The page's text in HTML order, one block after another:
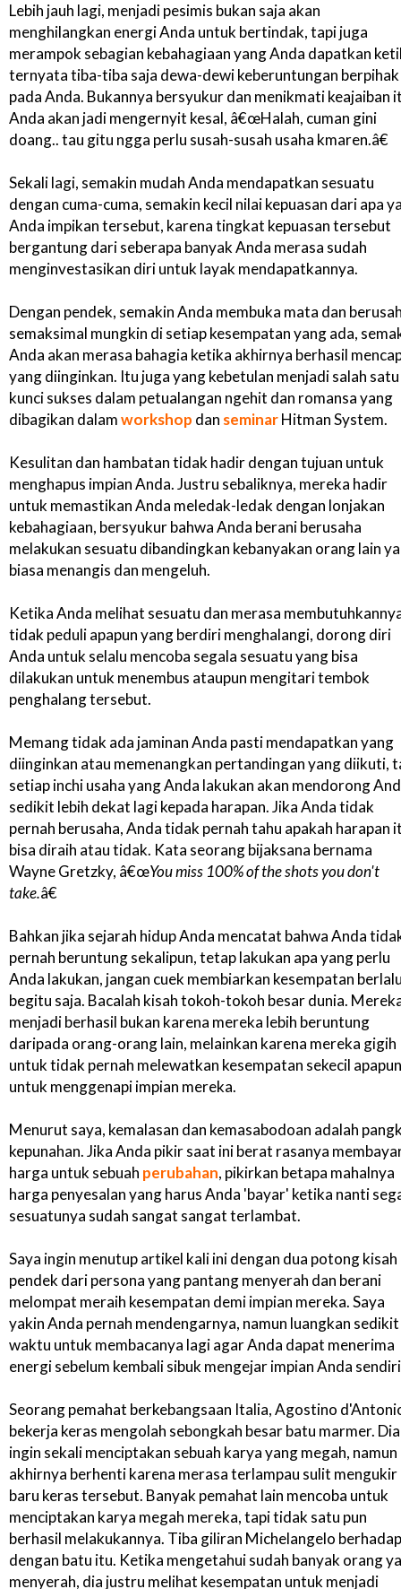
Lebih jauh lagi, menjadi pesimis bukan saja akan
menghilangkan energi Anda untuk bertindak, tapi juga
merampok sebagian kebahagiaan yang Anda dapatkan
ternyata tiba-tiba saja dewa-dewi keberuntungan berpihak
pada Anda. Bukannya bersyukur dan menikmati keajaiban
Anda akan jadi mengernyit kesal, â€œHalah, cuman gini
doang.. tau gitu ngga perlu susah-susah usaha kmaren.â€
Sekali lagi, semakin mudah Anda mendapatkan sesuatu
dengan cuma-cuma, semakin kecil nilai kepuasan dari apa
Anda impikan tersebut, karena tingkat kepuasan tersebut
bergantung dari seberapa banyak Anda merasa sudah
menginvestasikan diri untuk layak mendapatkannya.
Dengan pendek, semakin Anda membuka mata dan
semaksimal mungkin di setiap kesempatan yang ada,
Anda akan merasa bahagia ketika akhirnya berhasil
yang diinginkan. Itu juga yang kebetulan menjadi salah satu
kunci sukses dalam petualangan ngehit dan romansa yang
dibagikan dalamworkshop dan seminarHitman System.
Kesulitan dan hambatan tidak hadir dengan tujuan untuk
menghapus impian Anda. Justru sebaliknya, mereka hadir
untuk memastikan Anda meledak-ledak dengan lonjakan
kebahagiaan, bersyukur bahwa Anda berani berusaha
melakukan sesuatu dibandingkan kebanyakan orang lain
biasa menangis dan mengeluh.
Ketika Anda melihat sesuatu dan merasa
tidak peduli apapun yang berdiri menghalangi, dorong diri
Anda untuk selalu mencoba segala sesuatu yang bisa
dilakukan untuk menembus ataupun mengitari tembok
penghalang tersebut.
Memang tidak ada jaminan Anda pasti mendapatkan yang
diinginkan atau memenangkan pertandingan yang diikuti,
setiap inchi usaha yang Anda lakukan akan mendorong
sedikit lebih dekat lagi kepada harapan. Jika Anda tidak
pernah berusaha, Anda tidak pernah tahu apakah harapan
bisa diraih atau tidak. Kata seorang bijaksana bernama
Wayne Gretzky, â€œYou miss 100% of the shots you don't
take.â€
Bahkan jika sejarah hidup Anda mencatat bahwa Anda
pernah beruntung sekalipun, tetap lakukan apa yang perlu
Anda lakukan, jangan cuek membiarkan kesempatan
begitu saja. Bacalah kisah tokoh-tokoh besar dunia.
menjadi berhasil bukan karena mereka lebih beruntung
daripada orang-orang lain, melainkan karena mereka gigih
untuk tidak pernah melewatkan kesempatan sekecil apapun
untuk menggenapi impian mereka.
Menurut saya, kemalasan dan kemasabodoan adalah
kepunahan. Jika Anda pikir saat ini berat rasanya
harga untuk sebuah perubahan, pikirkan betapa mahalnya
harga penyesalan yang harus Anda 'bayar' ketika nanti
sesuatunya sudah sangat sangat terlambat.
Saya ingin menutup artikel kali ini dengan dua potong kisah
pendek dari persona yang pantang menyerah dan berani
melompat meraih kesempatan demi impian mereka. Saya
yakin Anda pernah mendengarnya, namun luangkan sedikit
waktu untuk membacanya lagi agar Anda dapat menerima
energi sebelum kembali sibuk mengejar impian Anda
Seorang pemahat berkebangsaan Italia, Agostino
bekerja keras mengolah sebongkah besar batu marmer. Dia
ingin sekali menciptakan sebuah karya yang megah, namun
akhirnya berhenti karena merasa terlampau sulit mengukir
baru keras tersebut. Banyak pemahat lain mencoba untuk
menciptakan karya megah mereka, tapi tidak satu pun
berhasil melakukannya. Tiba giliran Michelangelo
dengan batu itu. Ketika mengetahui sudah banyak orang
menyerah, dia justru melihat kesempatan untuk menjadi